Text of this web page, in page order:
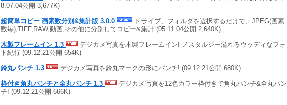
8.07.04公開 3,677K)
超簡単コピー 画素数分別&集計版 3.0.0
ドライブ、フォルダを選択するだけで、JPEG(画素
数毎),TIFF,RAW,動画,その他に分別してコピー&集計 (05.11.04公開 2,640K)
木製フレームイン 1.3
デジカメ写真を木製フレームイン! ノスタルジー溢れるウッディなフォ
ト紀行 (09.12.21公開 654K)
鈴丸パンチ 1.3 デジカメ写真を鈴丸マークの形にパンチ! (09.12.21公開 680K)
枠付き角丸パンチと全丸パンチ 1.3
デジカメ写真を12色カラー枠付きで角丸パンチ&全丸パン
チ! (09.12.21公開 666K)